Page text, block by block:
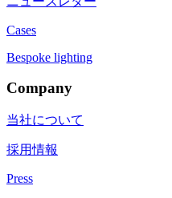
Cases
Bespoke lighting
Company
当社について
採用情報
Press